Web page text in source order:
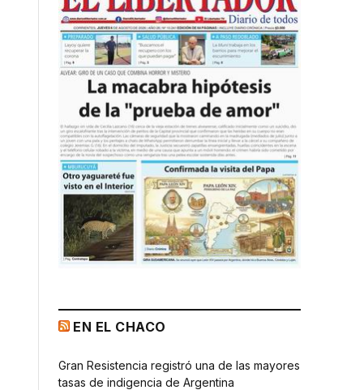
EN EL CHACO
Gran Resistencia registró una de las mayores
tasas de indigencia de Argentina